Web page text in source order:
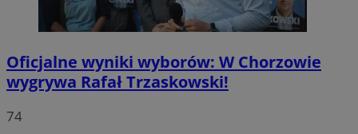
Oficjalne wyniki wyborów: W Chorzowie
wygrywa Rafał Trzaskowski!
74